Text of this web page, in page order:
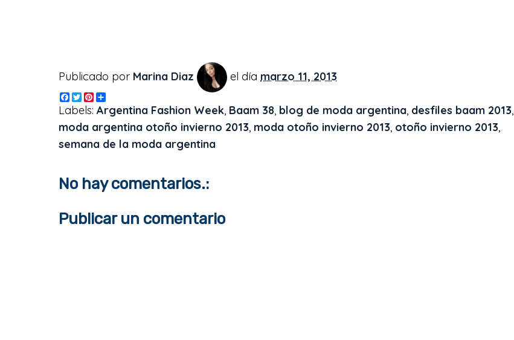
Publicado por Marina Diaz el día marzo 11, 2013
F
a
c
e
b
o
T
w
i
t
t
e
P
n
t
e
r
h
a
r
e
Labels: Argentina Fashion Week, Baam 38, blog de moda argentina, desfiles baam 2013,
moda argentina otoño invierno 2013, moda otoño invierno 2013, otoño invierno 2013,
semana de la moda argentina
No hay comentarios.:
Publicar un comentario